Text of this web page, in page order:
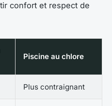
confort et respect de
Piscine au chlore
Plus contraignant